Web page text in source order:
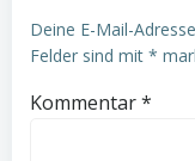
Deine E-Mail-
Felder sind mit *
Kommentar*